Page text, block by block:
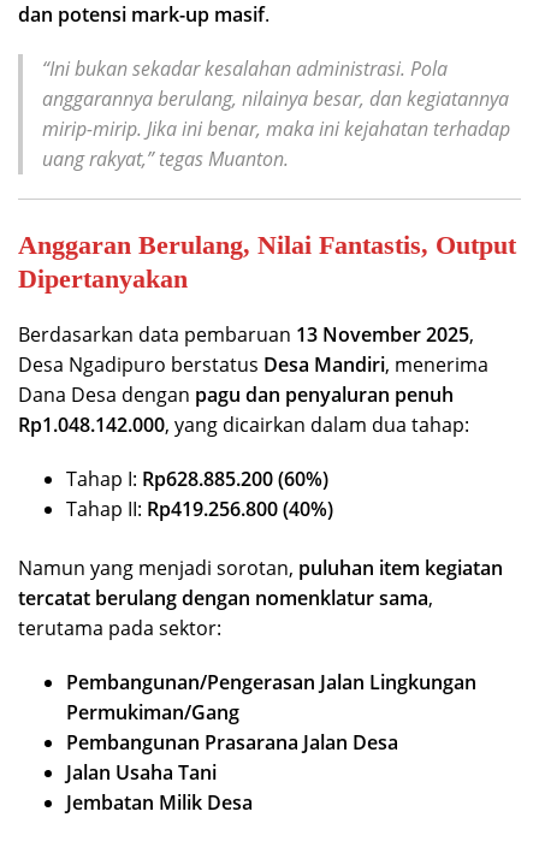
dan potensi mark-up masif.
“Ini bukan sekadar kesalahan administrasi. Pola
anggarannya berulang, nilainya besar, dan kegiatannya
mirip-mirip. Jika ini benar, maka ini kejahatan terhadap
uang rakyat,”tegas Muanton.
Anggaran Berulang, Nilai Fantastis, Output
Dipertanyakan
Berdasarkan data pembaruan 13 November 2025,
Desa Ngadipuro berstatus Desa Mandiri, menerima
Dana Desa dengan pagu dan penyaluran penuh
Rp1.048.142.000, yang dicairkan dalam dua tahap:
Tahap I: Rp628.885.200 (60%)
Tahap II: Rp419.256.800 (40%)
Namun yang menjadi sorotan, puluhan item kegiatan
tercatat berulang dengan nomenklatur sama,
terutama pada sektor:
Pembangunan/Pengerasan Jalan Lingkungan
Permukiman/Gang
Pembangunan Prasarana Jalan Desa
Jalan Usaha Tani
Jembatan Milik Desa